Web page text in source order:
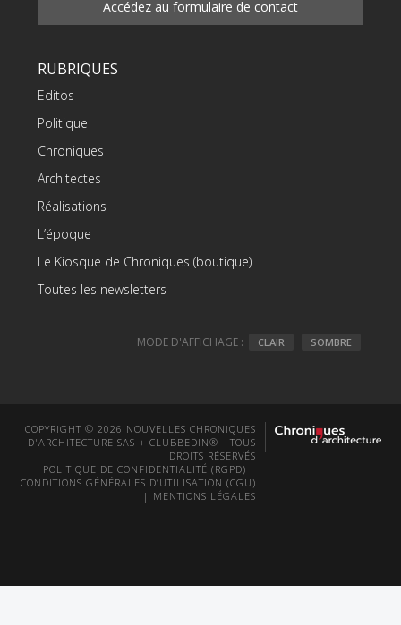
Accédez au formulaire de contact
RUBRIQUES
Editos
Politique
Chroniques
Architectes
Réalisations
L’époque
Le Kiosque de Chroniques (boutique)
Toutes les newsletters
MODE D'AFFICHAGE : CLAIR SOMBRE
COPYRIGHT © 2026 NOUVELLES CHRONIQUES
D'ARCHITECTURE SAS + CLUBBEDIN® - TOUS
DROITS RÉSERVÉS
POLITIQUE DE CONFIDENTIALITÉ (RGPD) |
CONDITIONS GÉNÉRALES D’UTILISATION (CGU)
| MENTIONS LÉGALES